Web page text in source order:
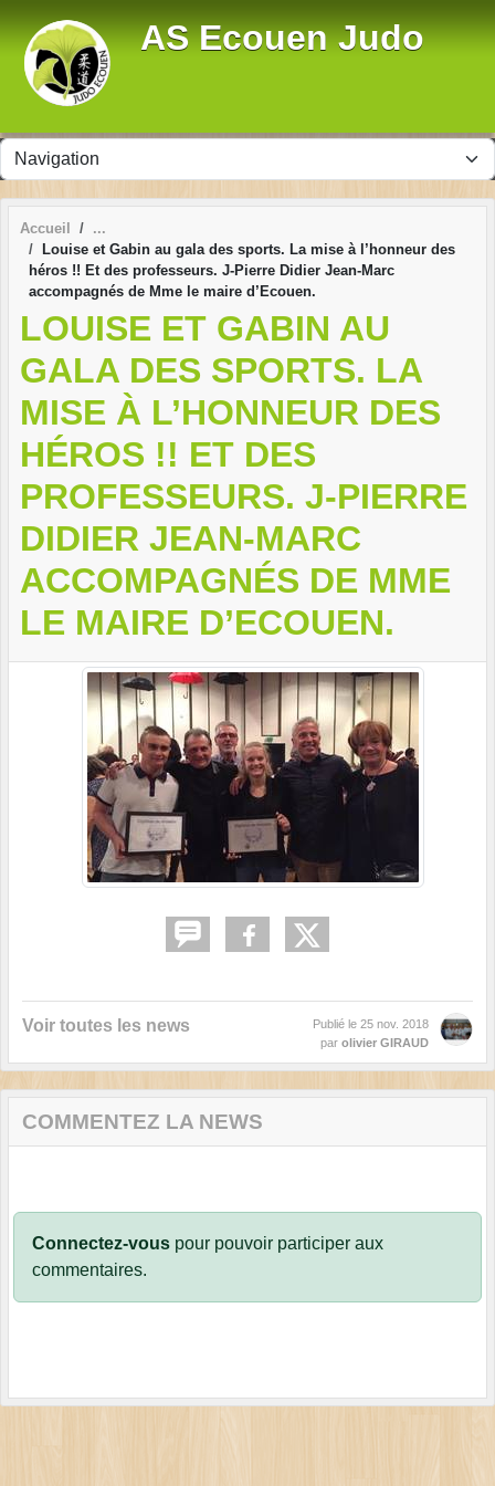
AS Ecouen Judo
Accueil
Louise et Gabin au gala des sports. La mise à l’honneur des
héros !! Et des professeurs. J-Pierre Didier Jean-Marc
accompagnés de Mme le maire d’Ecouen.
LOUISE ET GABIN AU
GALA DES SPORTS. LA
MISE À L’HONNEUR DES
HÉROS !! ET DES
PROFESSEURS. J-PIERRE
DIDIER JEAN-MARC
ACCOMPAGNÉS DE MME
LE MAIRE D’ECOUEN.
Voir toutes les news Publié le 25 nov. 2018
par olivier GIRAUD
COMMENTEZ LA NEWS
Connectez-vous pour pouvoir participer aux
commentaires.